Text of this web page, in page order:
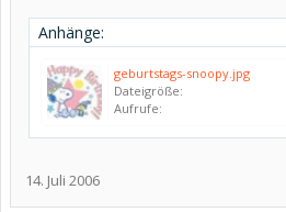
Anhänge:
geburtstags-snoopy.jpg
Dateigröße:
Aufrufe:
14. Juli 2006